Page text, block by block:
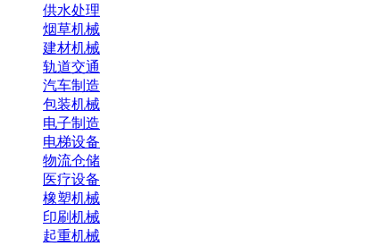
供水处理
烟草机械
建材机械
轨道交通
汽车制造
包装机械
电子制造
电梯设备
物流仓储
医疗设备
橡塑机械
印刷机械
起重机械